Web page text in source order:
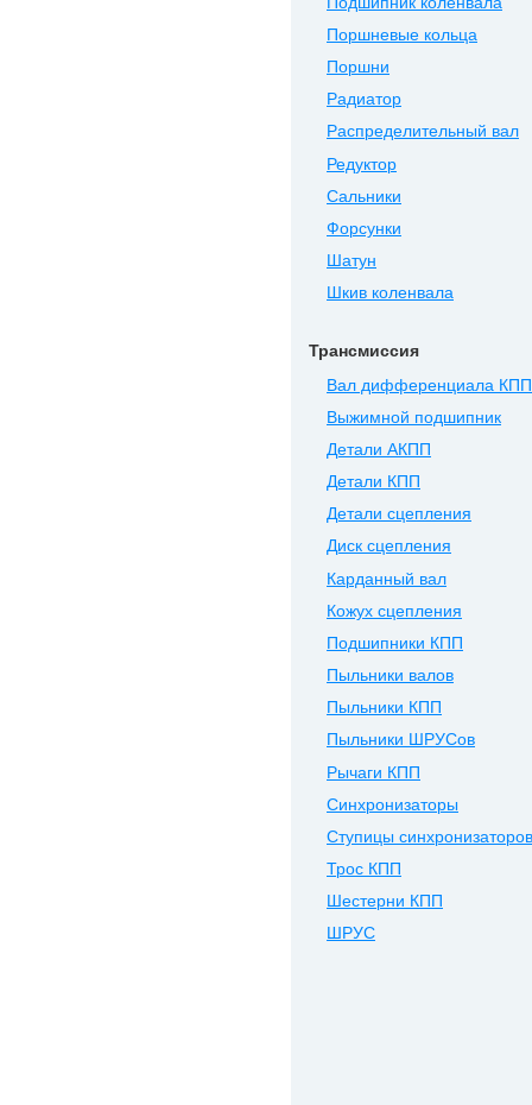
Поршневые кольца
Поршни
Радиатор
Распределительный вал
Редуктор
Сальники
Форсунки
Шатун
Шкив коленвала
Трансмиссия
Вал дифференциала КПП
Выжимной подшипник
Детали АКПП
Детали КПП
Детали сцепления
Диск сцепления
Карданный вал
Кожух сцепления
Подшипники КПП
Пыльники валов
Пыльники КПП
Пыльники ШРУСов
Рычаги КПП
Синхронизаторы
Ступицы синхронизаторов
Трос КПП
Шестерни КПП
ШРУС